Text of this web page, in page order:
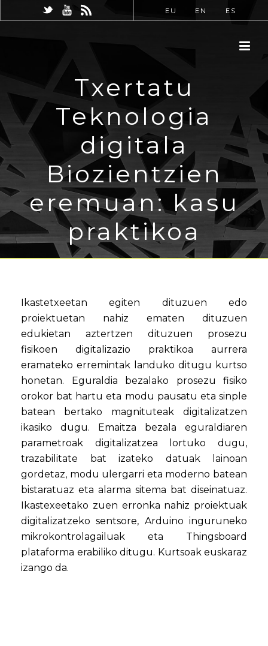
EU EN ES
Txertatu
Teknologia
digitala
Biozientzien
eremuan: kasu
praktikoa
Ikastetxeetan egiten dituzuen edo
proiektuetan nahiz ematen dituzuen
edukietan aztertzen dituzuen prosezu
fisikoen digitalizazio praktikoa aurrera
eramateko erremintak landuko ditugu kurtso
honetan. Eguraldia bezalako prosezu fisiko
orokor bat hartu eta modu pausatu eta sinple
batean bertako magnituteak digitalizatzen
ikasiko dugu. Emaitza bezala eguraldiaren
parametroak digitalizatzea lortuko dugu,
trazabilitate bat izateko datuak lainoan
gordetaz, modu ulergarri eta moderno batean
bistaratuaz eta alarma sitema bat diseinatuaz.
Ikastexeetako zuen erronka nahiz proiektuak
digitalizatzeko sentsore, Arduino inguruneko
mikrokontrolagailuak eta Thingsboard
plataforma erabiliko ditugu. Kurtsoak euskaraz
izango da.